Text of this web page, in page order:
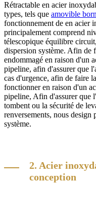
Rétractable en acier
types, tels que amovible
fonctionnement de en acier
principalement comprend
télescopique équilibre
dispersion système. Afin de
endommagé en raison d'un
pipeline, afin d'assurer que
cas d'urgence, afin de faire
fonctionner en raison d'un
pipeline, Afin d'assurer que
tombent ou la sécurité de
renversements, nous design
système.
2. Acier
conception